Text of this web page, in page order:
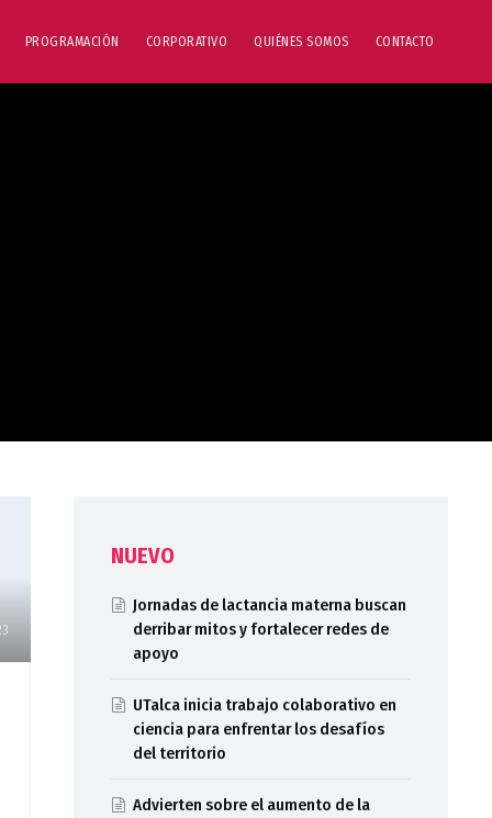
PROGRAMACIÓN CORPORATIVO QUIÉNES SOMOS CONTACTO
NUEVO
Jornadas de lactancia materna buscan
derribar mitos y fortalecer redes de
apoyo
UTalca inicia trabajo colaborativo en
ciencia para enfrentar los desafíos
del territorio
Advierten sobre el aumento de la